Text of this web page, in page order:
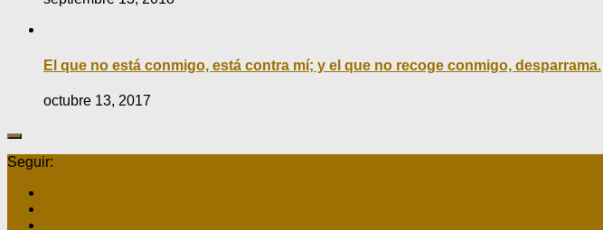
El que no está conmigo, está contra mí; y el que no recoge conmigo, desparrama.
octubre 13, 2017
Seguir: